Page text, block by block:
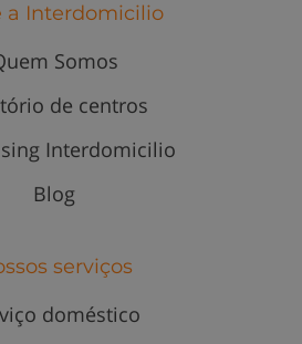
a Interdomicilio
Somos
de centros
Interdomicilio
Blog
serviços
doméstico